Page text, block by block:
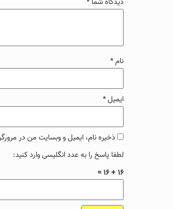
دیدگاه شما *
نام*
ایمیل*
ذخیره نام، ایمیل و وبسایت من در
لطفا پاسخ را به عدد انگلیسی وارد کنید:
16 + 16 =